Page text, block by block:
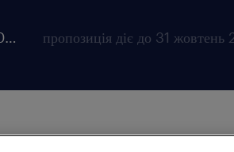
опубліковано 30 червень 2026